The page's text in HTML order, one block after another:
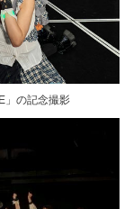
」の記念撮影